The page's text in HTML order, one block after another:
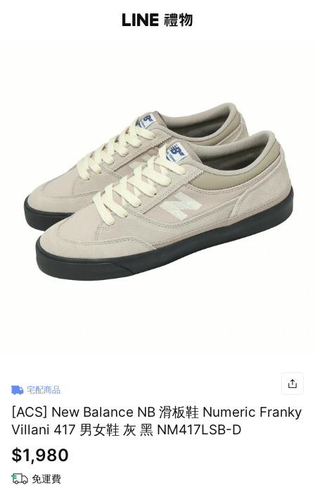
宅配商品
[ACS] New Balance NB 滑板鞋 Numeric Franky
Villani 417 男女鞋 灰 黑 NM417LSB-D
$1,980
免運費